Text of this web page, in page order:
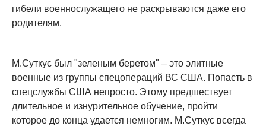
гибели военнослужащего не раскрываются даже его
родителям.
М.Суткус был "зеленым беретом" – это элитные
военные из группы спецопераций ВС США. Попасть в
спецслужбы США непросто. Этому предшествует
длительное и изнурительное обучение, пройти
которое до конца удается немногим. М.Суткус всегда